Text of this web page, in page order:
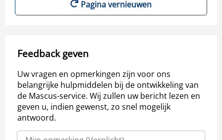
Pagina vernieuwen
Feedback geven
Uw vragen en opmerkingen zijn voor ons
belangrijke hulpmiddelen bij de ontwikkeling van
de Mascus-service. Wij zullen uw bericht lezen en
geven u, indien gewenst, zo snel mogelijk
antwoord.